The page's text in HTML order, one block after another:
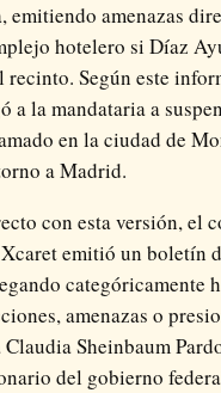
emitiendo amenazas
hotelero si Díaz
recinto. Según este
a la mandataria a
en la ciudad de
a Madrid.
con esta versión, el
emitió un boletín
categóricamente
amenazas o
Sheinbaum
del gobierno